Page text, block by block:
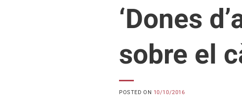
‘Dones
sobre el
POSTED ON 10/10/2016